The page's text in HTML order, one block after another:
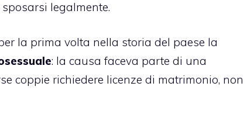
legalmente.
la prima volta nella storia del paese la
: la causa faceva parte di una
coppie richiedere licenze di matrimonio, non